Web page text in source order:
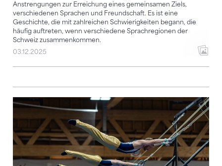
Anstrengungen zur Erreichung eines gemeinsamen Ziels,
verschiedenen Sprachen und Freundschaft. Es ist eine
Geschichte, die mit zahlreichen Schwierigkeiten begann, die
häufig auftreten, wenn verschiedene Sprachregionen der
Schweiz zusammenkommen.
03.12.2025
Schaukelringturnen im stetigen Höhenflug